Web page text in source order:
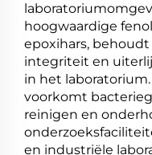
hoogwaardige
epoxihars,
integriteit en
in het
voorkomt
reinigen en
en industriële